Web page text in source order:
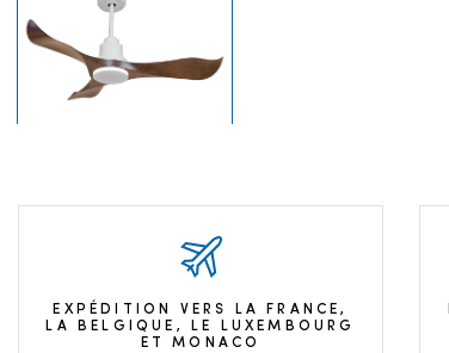
EXPÉDITION VERS LA FRANCE,
LA BELGIQUE, LE LUXEMBOURG
ET MONACO